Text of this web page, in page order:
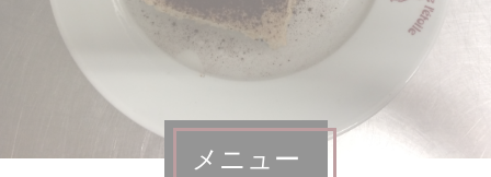
メニュー